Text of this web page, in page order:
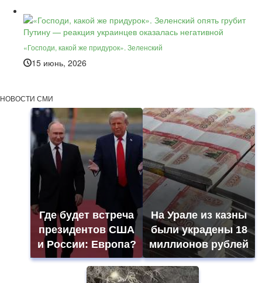
«Господи, какой же придурок». Зеленский
15 июнь, 2026
НОВОСТИ СМИ
Где будет встреча
президентов США
и России: Европа?
На Урале из казны
были украдены 18
миллионов рублей